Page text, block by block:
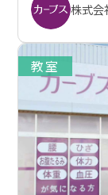
株式会
教室